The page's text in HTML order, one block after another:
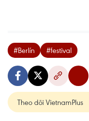
#Berlín #festival
Theo dõi VietnamPlus